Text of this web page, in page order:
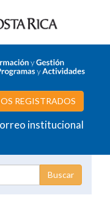
REGISTRADOS
institucional